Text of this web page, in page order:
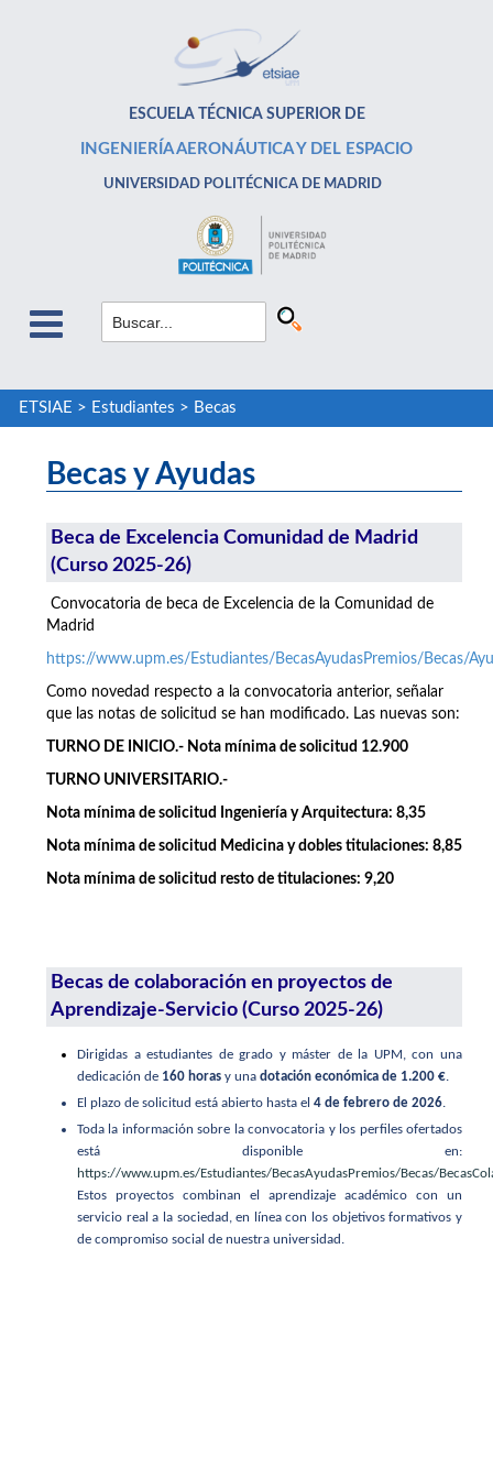
ESCUELA TÉCNICA SUPERIOR DE
INGENIERÍA AERONÁUTICA Y DEL ESPACIO
UNIVERSIDAD POLITÉCNICA DE MADRID
ETSIAE > Estudiantes > Becas
Becas y Ayudas
Beca de Excelencia Comunidad de Madrid
(Curso 2025-26)
Convocatoria de beca de Excelencia de la Comunidad de
Madrid
https://www.upm.es/Estudiantes/BecasAyudasPremios/Becas/
Como novedad respecto a la convocatoria anterior, señalar
que las notas de solicitud se han modificado. Las nuevas son:
TURNO DE INICIO.- Nota mínima de solicitud 12.900
TURNO UNIVERSITARIO.-
Nota mínima de solicitud Ingeniería y Arquitectura: 8,35
Nota mínima de solicitud Medicina y dobles titulaciones: 8,85
Nota mínima de solicitud resto de titulaciones: 9,20
Becas de colaboración en proyectos de
Aprendizaje-Servicio (Curso 2025-26)
Dirigidas a estudiantes de grado y máster de la UPM, con una
dedicación de 160 horas y una dotación económica de 1.200 €
El plazo de solicitud está abierto hasta el 4 de febrero de 2026.
Toda la información sobre la convocatoria y los perfiles ofertados
está disponible en:
https://www.upm.es/Estudiantes/BecasAyudasPremios/Becas/
Estos proyectos combinan el aprendizaje académico con un
servicio real a la sociedad, en línea con los objetivos formativos y
de compromiso social de nuestra universidad.